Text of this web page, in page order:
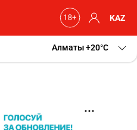
KAZ
Алматы+20 C